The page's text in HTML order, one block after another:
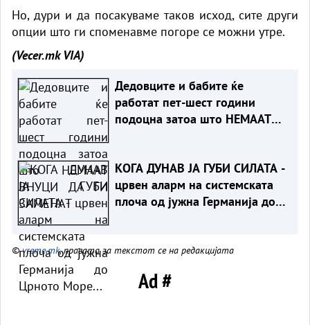
Но, дури и да посакуваме таков исход, сите други
опции што ги споменавме погоре се можни утре.
(Vecer.mkVIA)
Дедовците и бабите ќе
работат пет-шест години
подоцна затоа што НЕМААТ
КОГА ДУНАВ ЈА ГУБИ СИЛАТА -
црвен аларм на системската
плоча од јужна Германија до
©vreme.mk, правата за текстот се на редакцијата
Ad #